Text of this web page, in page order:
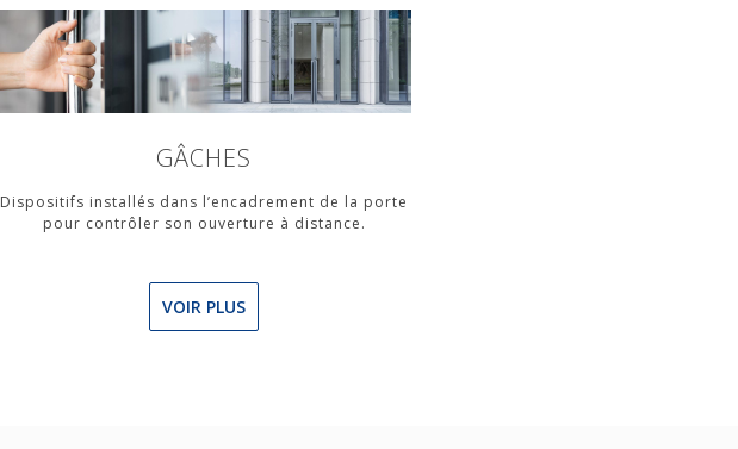
GÂCHES
Dispositifs installés dans l’encadrement de la porte
pour contrôler son ouverture à distance.
VOIR PLUS